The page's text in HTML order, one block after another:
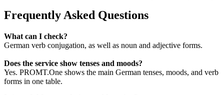
Frequently Asked Questions
What can I check?
German verb conjugation, as well as noun and adjective forms.
Does the service show tenses and moods?
Yes. PROMT.One shows the main German tenses, moods, and verb
forms in one table.